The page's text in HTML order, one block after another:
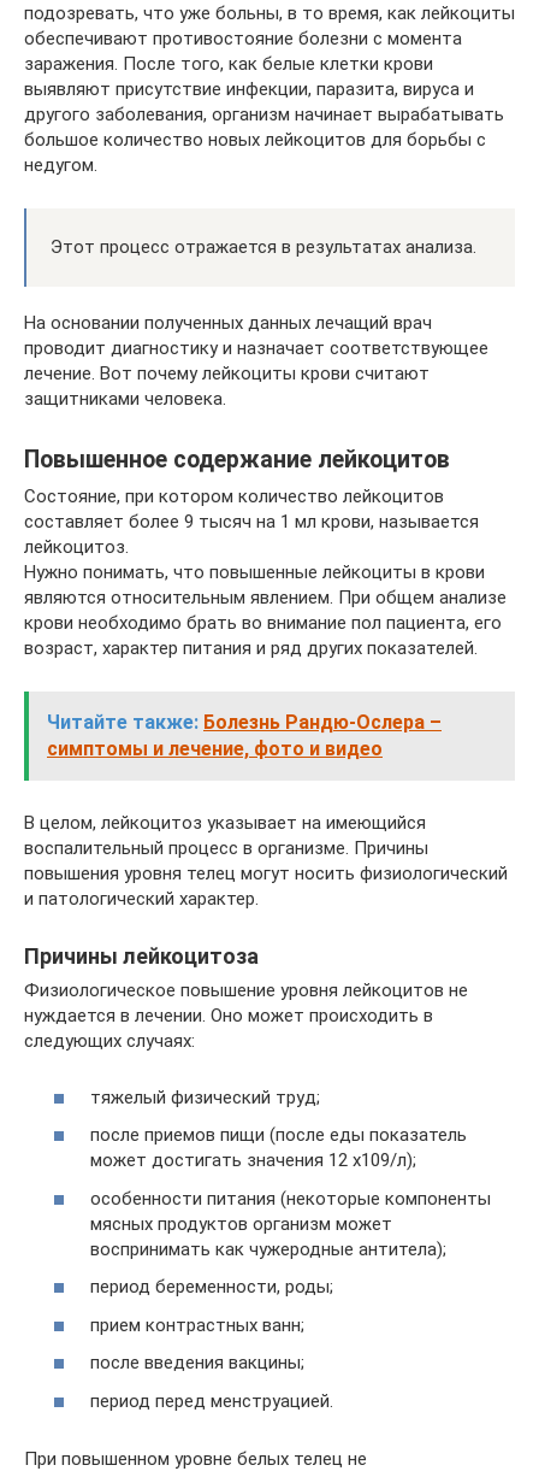
подозревать, что уже больны, в то время, как лейкоциты
обеспечивают противостояние болезни с момента
заражения. После того, как белые клетки крови
выявляют присутствие инфекции, паразита, вируса и
другого заболевания, организм начинает вырабатывать
большое количество новых лейкоцитов для борьбы с
недугом.
Этот процесс отражается в результатах анализа.
На основании полученных данных лечащий врач
проводит диагностику и назначает соответствующее
лечение. Вот почему лейкоциты крови считают
защитниками человека.
Повышенное содержание лейкоцитов
Состояние, при котором количество лейкоцитов
составляет более 9 тысяч на 1 мл крови, называется
лейкоцитоз.
Нужно понимать, что повышенные лейкоциты в крови
являются относительным явлением. При общем анализе
крови необходимо брать во внимание пол пациента, его
возраст, характер питания и ряд других показателей.
Читайте также: Болезнь Рандю-Ослера –
симптомы и лечение, фото и видео
В целом, лейкоцитоз указывает на имеющийся
воспалительный процесс в организме. Причины
повышения уровня телец могут носить физиологический
и патологический характер.
Причины лейкоцитоза
Физиологическое повышение уровня лейкоцитов не
нуждается в лечении. Оно может происходить в
следующих случаях:
тяжелый физический труд;
после приемов пищи (после еды показатель
может достигать значения 12 х109/л);
особенности питания (некоторые компоненты
мясных продуктов организм может
воспринимать как чужеродные антитела);
период беременности, роды;
прием контрастных ванн;
после введения вакцины;
период перед менструацией.
При повышенном уровне белых телец не